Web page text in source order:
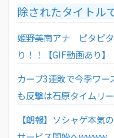
除されたタイトル
姫野美南アナ ピタピ
り！！【GIF動画あり】
カープ3連敗で今季ワ
も反撃は石原タイムリ
【朗報】ソシャゲ本気